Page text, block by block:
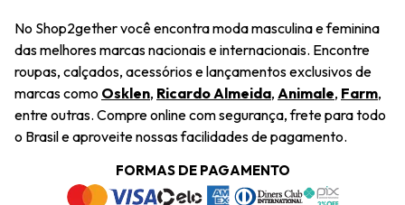
Saiu na Mídia
Sustentabilidade
Navegando
Termos e Condições
Regulamento e Promoções
Wishlist
Troca Fácil
Restituição de Pagamento
Dúvidas Frequentes
Termos e Condições
No Shop2gether você encontra moda masculina e feminina
das melhores marcas nacionais e internacionais. Encontre
roupas, calçados, acessórios e lançamentos exclusivos de
marcas como Osklen, Ricardo Almeida, Animale, Farm,
entre outras. Compre online com segurança, frete para todo
o Brasil e aproveite nossas facilidades de pagamento.
FORMAS DE PAGAMENTO